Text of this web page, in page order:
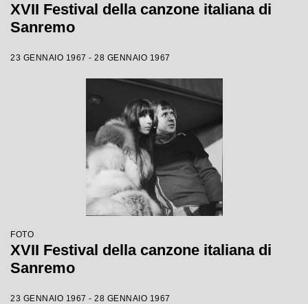
XVII Festival della canzone italiana di
Sanremo
23 GENNAIO 1967 - 28 GENNAIO 1967
FOTO
XVII Festival della canzone italiana di
Sanremo
23 GENNAIO 1967 - 28 GENNAIO 1967